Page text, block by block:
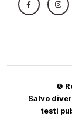
©
Salvo
testi